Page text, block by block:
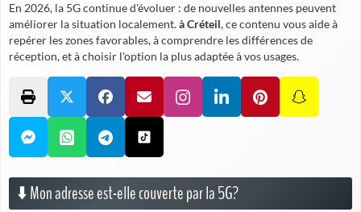
En 2026, la 5G continue d'évoluer : de nouvelles antennes peuvent
améliorer la situation localement.à Créteil, ce contenu vous aide à
repérer les zones favorables, à comprendre les différences de
réception, et à choisir l'option la plus adaptée à vos usages.
⬇️ Mon adresse est-elle couverte par la 5G?